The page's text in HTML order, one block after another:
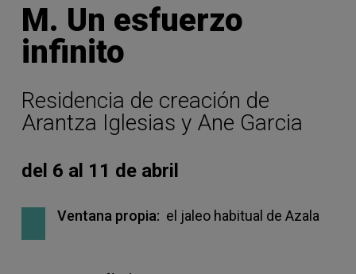
M. Un esfuerzo
infinito
Residencia de creación de
Arantza Iglesias y Ane Garcia
del 6 al 11 de abril
Ventana propia: el jaleo habitual de Azala